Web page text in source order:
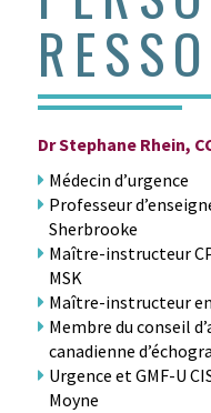
Dr Stephane Rhein,
Médecin d’urgence
Professeur
Sherbrooke
Maître-instructeur
MSK
Maître-instructeur
Membre du conseil
canadienne
Urgence et GMF-U
Moyne